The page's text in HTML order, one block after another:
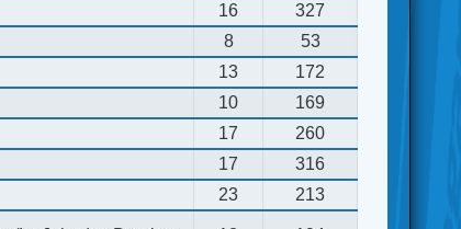
16
327
8
53
13
172
10
169
17
260
17
316
23
213